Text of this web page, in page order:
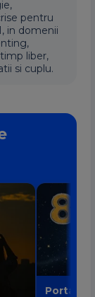
pentru
in domenii
liber,
si cuplu.
Portalul